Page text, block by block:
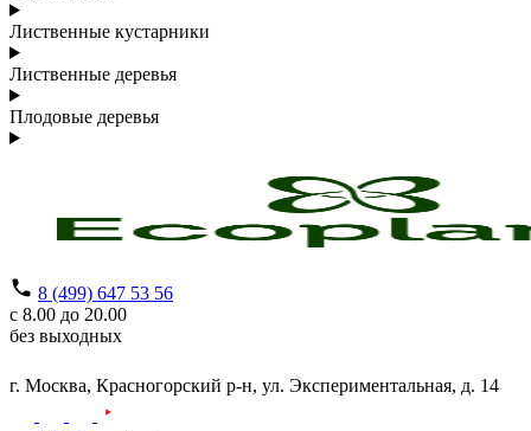
Лиственные кустарники
Лиственные деревья
Плодовые деревья
8 (499) 647 53 56
с 8.00 до 20.00
без выходных
г. Москва, Красногорский р-н, ул. Экспериментальная, д. 14